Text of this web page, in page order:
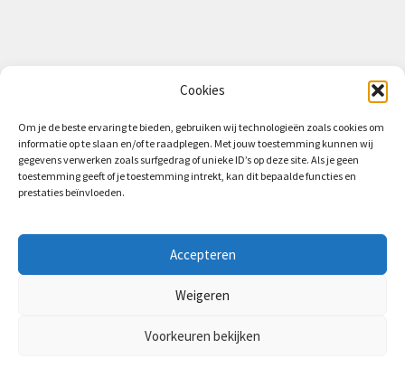
Cookies
Om je de beste ervaring te bieden, gebruiken wij technologieën zoals cookies om
informatie op te slaan en/of te raadplegen. Met jouw toestemming kunnen wij
gegevens verwerken zoals surfgedrag of unieke ID’s op deze site. Als je geen
toestemming geeft of je toestemming intrekt, kan dit bepaalde functies en
prestaties beïnvloeden.
Accepteren
Weigeren
Voorkeuren bekijken
Algemene Voorwaarden (B2B)
Privacy & Cookiebeleid